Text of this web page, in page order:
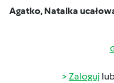
Agatko, Natalka
Zaloguj lub